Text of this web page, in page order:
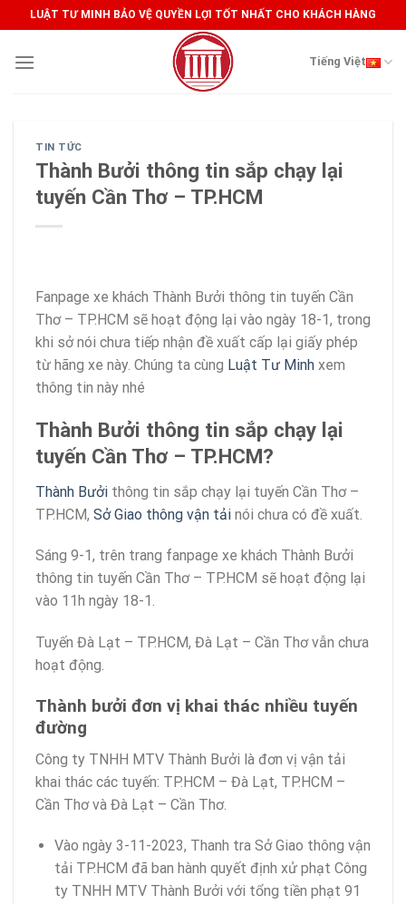
to
content
LUẬT TƯ MINH BẢO VỆ QUYỀN LỢI TỐT NHẤT CHO KHÁCH HÀNG
Tiếng Việt
TIN TỨC
Thành Bưởi thông tin sắp chạy lại
tuyến Cần Thơ – TP.HCM
Fanpage xe khách Thành Bưởi thông tin tuyến Cần
Thơ – TP.HCM sẽ hoạt động lại vào ngày 18-1, trong
khi sở nói chưa tiếp nhận đề xuất cấp lại giấy phép
từ hãng xe này. Chúng ta cùng Luật Tư Minh xem
thông tin này nhé
Thành Bưởi thông tin sắp chạy lại
tuyến Cần Thơ – TP.HCM?
Thành Bưởi thông tin sắp chạy lại tuyến Cần Thơ –
TP.HCM, Sở Giao thông vận tải nói chưa có đề xuất.
Sáng 9-1, trên trang fanpage xe khách Thành Bưởi
thông tin tuyến Cần Thơ – TP.HCM sẽ hoạt động lại
vào 11h ngày 18-1.
Tuyến Đà Lạt – TP.HCM, Đà Lạt – Cần Thơ vẫn chưa
hoạt động.
Thành bưởi đơn vị khai thác nhiều tuyến
đường
Công ty TNHH MTV Thành Bưởi là đơn vị vận tải
khai thác các tuyến: TP.HCM – Đà Lạt, TP.HCM –
Cần Thơ và Đà Lạt – Cần Thơ.
Vào ngày 3-11-2023, Thanh tra Sở Giao thông vận
tải TP.HCM đã ban hành quyết định xử phạt Công
ty TNHH MTV Thành Bưởi với tổng tiền phạt 91